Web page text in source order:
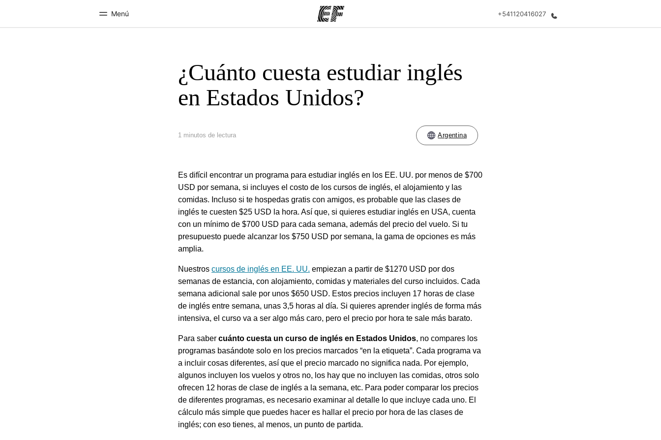
Menú +541120416027
Programas
Ver todo lo que hacemos
Oficinas
Encontrá una oficina
Sobre nosotros
Quiénes somos
¿Cuánto cuesta estudiar inglés
en Estados Unidos?
1 minutos de lectura Argentina
Es difícil encontrar un programa para estudiar inglés en los EE. UU. por menos de $700
USD por semana, si incluyes el costo de los cursos de inglés, el alojamiento y las
comidas. Incluso si te hospedas gratis con amigos, es probable que las clases de
inglés te cuesten $25 USD la hora. Así que, si quieres estudiar inglés en USA, cuenta
con un mínimo de $700 USD para cada semana, además del precio del vuelo. Si tu
presupuesto puede alcanzar los $750 USD por semana, la gama de opciones es más
amplia.
Nuestros cursos de inglés en EE. UU. empiezan a partir de $1270 USD por dos
semanas de estancia, con alojamiento, comidas y materiales del curso incluidos. Cada
semana adicional sale por unos $650 USD. Estos precios incluyen 17 horas de clase
de inglés entre semana, unas 3,5 horas al día. Si quieres aprender inglés de forma más
intensiva, el curso va a ser algo más caro, pero el precio por hora te sale más barato.
Para saber cuánto cuesta un curso de inglés en Estados Unidos, no compares los
programas basándote solo en los precios marcados “en la etiqueta”. Cada programa va
a incluir cosas diferentes, así que el precio marcado no significa nada. Por ejemplo,
algunos incluyen los vuelos y otros no, los hay que no incluyen las comidas, otros solo
ofrecen 12 horas de clase de inglés a la semana, etc. Para poder comparar los precios
de diferentes programas, es necesario examinar al detalle lo que incluye cada uno. El
cálculo más simple que puedes hacer es hallar el precio por hora de las clases de
inglés; con eso tienes, al menos, un punto de partida.